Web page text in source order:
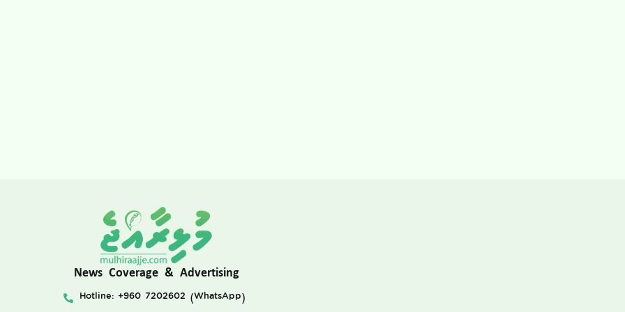
News Coverage & Advertising
Hotline: +960 7202602 (WhatsApp)